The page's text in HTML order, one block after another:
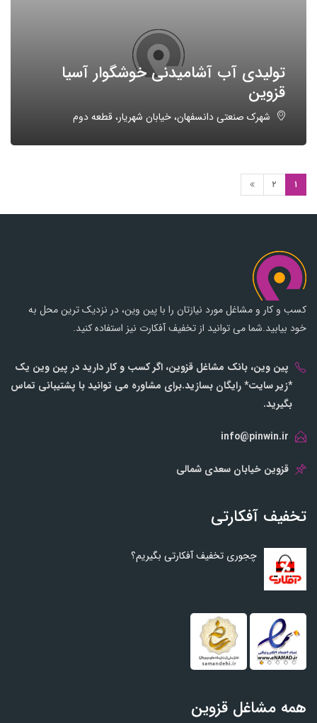
تولیدی آب آشامیدنی خوشگوار آسیا
قزوین
شهرک صنعتی دانسفهان، خیابان شهریار، قطعه دوم
۱ ۲
کسب و کار و مشاغل مورد نیازتان را با پین وین، در نزدیک ترین محل به
خود بیابید.شما می توانید از تخفیف آفکارت نیز استفاده کنید.
پین وین، بانک مشاغل قزوین، اگر کسب و کار دارید در پین وین یک
*زیر سایت* رایگان بسازید.برای مشاوره می توانید با پشتیبانی تماس
بگیرید.
info@pinwin.ir
قزوین خیابان سعدی شمالی
تخفیف آفکارتی
چجوری تخفیف آفکارتی بگیریم؟
همه مشاغل قزوین